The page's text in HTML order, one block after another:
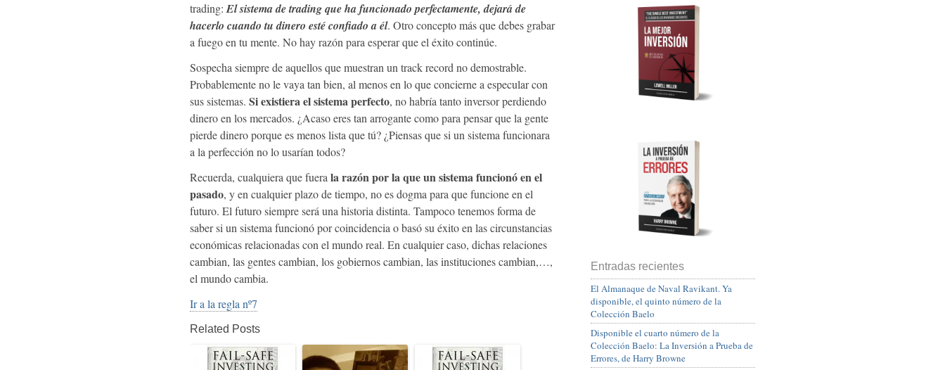
trading: El sistema de trading que ha funcionado perfectamente, dejará de
hacerlo cuando tu dinero esté confiado a él. Otro concepto más que debes grabar
a fuego en tu mente. No hay razón para esperar que el éxito continúe.
Sospecha siempre de aquellos que muestran un track record no demostrable.
Probablemente no le vaya tan bien, al menos en lo que concierne a especular con
sus sistemas. Si existiera el sistema perfecto, no habría tanto inversor perdiendo
dinero en los mercados. ¿Acaso eres tan arrogante como para pensar que la gente
pierde dinero porque es menos lista que tú? ¿Piensas que si un sistema funcionara
a la perfección no lo usarían todos?
Recuerda, cualquiera que fuera la razón por la que un sistema funcionó en el
pasado, y en cualquier plazo de tiempo, no es dogma para que funcione en el
futuro. El futuro siempre será una historia distinta. Tampoco tenemos forma de
saber si un sistema funcionó por coincidencia o basó su éxito en las circunstancias
económicas relacionadas con el mundo real. En cualquier caso, dichas relaciones
cambian, las gentes cambian, los gobiernos cambian, las instituciones cambian,…,
el mundo cambia.
Ir a la regla nº7
Related Posts
Entradas recientes
El Almanaque de Naval Ravikant. Ya
disponible, el quinto número de la
Colección Baelo
Disponible el cuarto número de la
Colección Baelo: La Inversión a Prueba de
Errores, de Harry Browne